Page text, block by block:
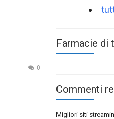
0
Farmacie di
Commenti
Migliori siti